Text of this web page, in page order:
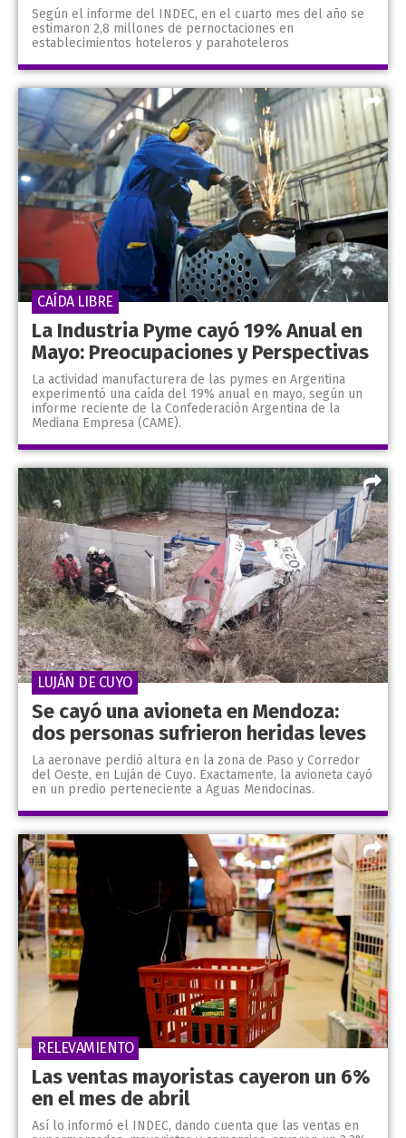
Según el informe del INDEC, en el cuarto mes del año se
estimaron 2,8 millones de pernoctaciones en
establecimientos hoteleros y parahoteleros
La Industria Pyme cayó 19% Anual en
Mayo: Preocupaciones y Perspectivas
La actividad manufacturera de las pymes en Argentina
experimentó una caída del 19% anual en mayo, según un
informe reciente de la Confederación Argentina de la
Mediana Empresa (CAME).
CAÍDA LIBRE
Se cayó una avioneta en Mendoza:
dos personas sufrieron heridas leves
La aeronave perdió altura en la zona de Paso y Corredor
del Oeste, en Luján de Cuyo. Exactamente, la avioneta cayó
en un predio perteneciente a Aguas Mendocinas.
LUJÁN DE CUYO
Las ventas mayoristas cayeron un 6%
en el mes de abril
Así lo informó el INDEC, dando cuenta que las ventas en
RELEVAMIENTO